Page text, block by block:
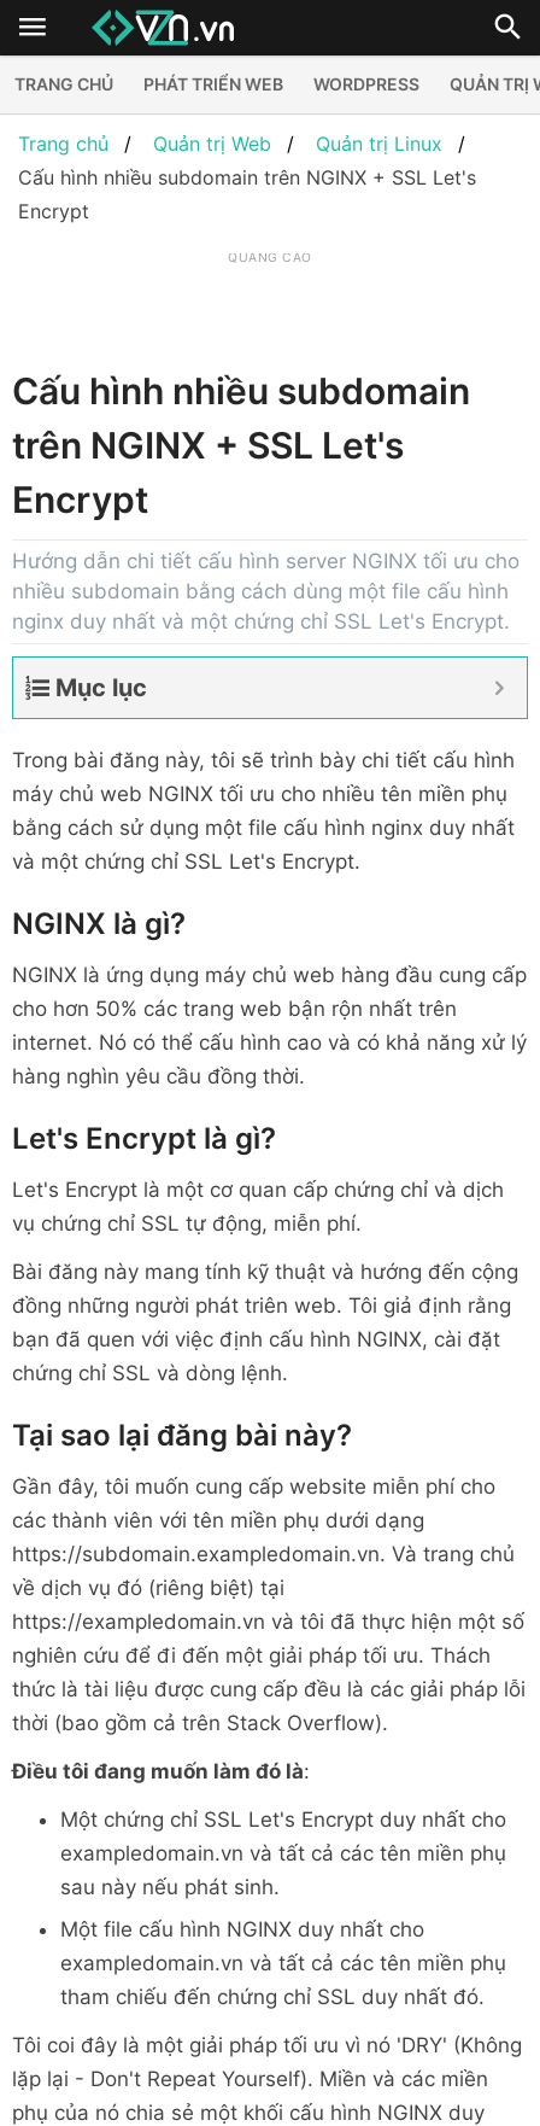
TRANG CHỦ PHÁT TRIỂN WEB WORDPRESS QUẢN TRỊ
Trang chủ Quản trị Web
Quản trị Linux
Cấu hình nhiều subdomain trên NGINX + SSL Let's
Encrypt
QUẢNG CÁO
Cấu hình nhiều subdomain
trên NGINX + SSL Let's
Encrypt
Hướng dẫn chi tiết cấu hình server NGINX tối ưu cho
nhiều subdomain bằng cách dùng một file cấu hình
nginx duy nhất và một chứng chỉ SSL Let's Encrypt.
Mục lục
Trong bài đăng này, tôi sẽ trình bày chi tiết cấu hình
máy chủ web NGINX tối ưu cho nhiều tên miền phụ
bằng cách sử dụng một file cấu hình nginx duy nhất
và một chứng chỉ SSL Let's Encrypt.
NGINX là gì?
NGINX là ứng dụng máy chủ web hàng đầu cung cấp
cho hơn 50% các trang web bận rộn nhất trên
internet. Nó có thể cấu hình cao và có khả năng xử lý
hàng nghìn yêu cầu đồng thời.
Let's Encrypt là gì?
Let's Encrypt là một cơ quan cấp chứng chỉ và dịch
vụ chứng chỉ SSL tự động, miễn phí.
Bài đăng này mang tính kỹ thuật và hướng đến cộng
đồng những người phát triên web. Tôi giả định rằng
bạn đã quen với việc định cấu hình NGINX, cài đặt
chứng chỉ SSL và dòng lệnh.
Tại sao lại đăng bài này?
Gần đây, tôi muốn cung cấp website miễn phí cho
các thành viên với tên miền phụ dưới dạng
https://subdomain.exampledomain.vn. Và trang chủ
về dịch vụ đó (riêng biệt) tại
https://exampledomain.vn và tôi đã thực hiện một số
nghiên cứu để đi đến một giải pháp tối ưu. Thách
thức là tài liệu được cung cấp đều là các giải pháp lỗi
thời (bao gồm cả trên Stack Overflow).
Điều tôi đang muốn làm đó là:
Một chứng chỉ SSL Let's Encrypt duy nhất cho
exampledomain.vn và tất cả các tên miền phụ
sau này nếu phát sinh.
Một file cấu hình NGINX duy nhất cho
exampledomain.vn và tất cả các tên miền phụ
tham chiếu đến chứng chỉ SSL duy nhất đó.
Tôi coi đây là một giải pháp tối ưu vì nó 'DRY' (Không
lặp lại - Don't Repeat Yourself). Miền và các miền
phụ của nó chia sẻ một khối cấu hình NGINX duy